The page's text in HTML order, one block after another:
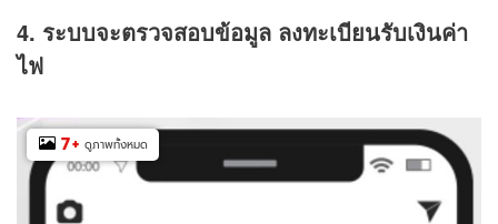
4. ระบบจะตรวจสอบข้อมูล ลงทะเบียนรับเงินค่า
ไฟ
7+ ดูภาพทั้งหมด